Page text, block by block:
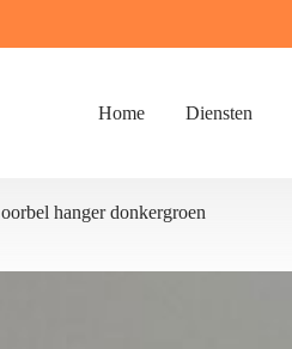
Home Diensten
oorbel hanger donkergroen